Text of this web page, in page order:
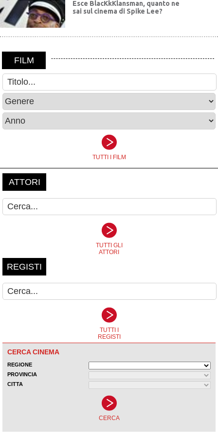
Esce BlacKkKlansman, quanto ne
sai sul cinema di Spike Lee?